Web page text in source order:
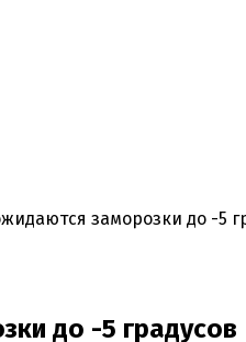
заморозки до -5
до -5 градусов